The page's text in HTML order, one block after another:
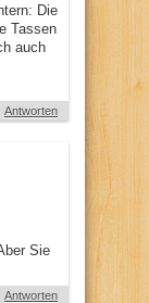
Die
Tassen
auch
Antworten
Sie
Antworten